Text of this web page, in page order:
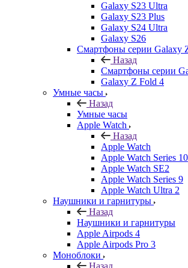
Galaxy S23 Ultra
Galaxy S23 Plus
Galaxy S24 Ultra
Galaxy S26
Смартфоны серии Galaxy
Назад
Смартфоны серии
Galaxy Z Fold 4
Умные часы
Назад
Умные часы
Apple Watch
Назад
Apple Watch
Apple Watch Series 10
Apple Watch SE2
Apple Watch Series 9
Apple Watch Ultra 2
Наушники и гарнитуры
Назад
Наушники и гарнитуры
Apple Airpods 4
Apple Airpods Pro 3
Моноблоки
Назад